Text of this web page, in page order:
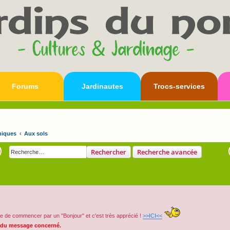
Forums Jardinautes Trocs-services
Aux sols
Rechercher Recherche avancée
de commencer par un "Bonjour" et c'est très apprécié ! >>ICI<<
message concerné.